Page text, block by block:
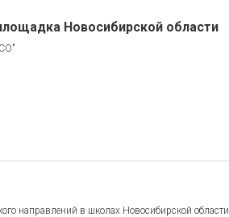
Новосибирской области
направлений в школах Новосибирской области